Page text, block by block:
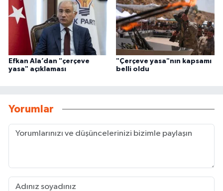
Efkan Ala’dan "çerçeve
yasa" açıklaması
"Çerçeve yasa"nın kapsamı
belli oldu
Yorumlar